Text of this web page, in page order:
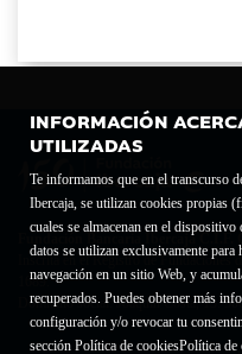
INFORMACIÓN
UTILIZADAS
Te informamos que en el transcurso
Ibercaja, se utilizan cookies propias
cuales se almacenan en el
datos se utilizan exclusivamente
navegación en un sitio Web, y
recuperados. Puedes obtener más
configuración y/o revocar tu
sección Política de cookiesPolítica de
Fundación Bancaria Ibercaja C.I.F.
Inscrita en el Registro de Fundaciones
1689.
Domicilio social: Joaquín Costa, 13.